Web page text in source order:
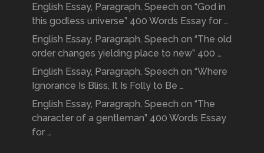
English Essay, Paragraph, Speech on “God in
this godless universe” 400 Words Essay for …
English Essay, Paragraph, Speech on “The old
order changes yielding place to new” 400 …
English Essay, Paragraph, Speech on “Where
Ignorance Is Bliss, It Is Folly to Be …
English Essay, Paragraph, Speech on “The
character of a gentleman” 400 Words Essay
for …